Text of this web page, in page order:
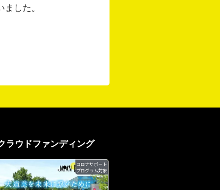
した。
ラウドファンディング